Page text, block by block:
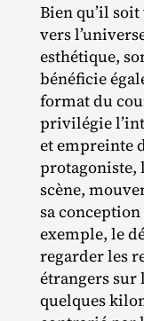
Bien qu’il
vers
esthétique,
bénéficie
format du
privilégie
et empreinte
protagoniste,
scène,
sa
exemple, le
regarder les
étrangers sur
quelques